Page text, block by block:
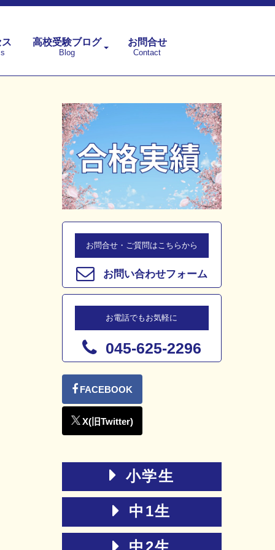
高校受験ブログ
Blog
お問合せ
Contact
お問合せ・ご質問はこちらから
お問い合わせフォーム
お電話でもお気軽に
045-625-2296
小学生
中1生
中2生